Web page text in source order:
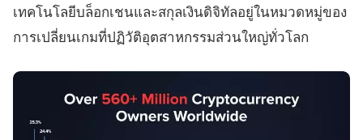
เทคโนโลยีบล็อกเชนและสกุลเงินดิจิทัลอยู่ในหมวดหมู่ของ
การเปลี่ยนเกมที่ปฏิวัติอุตสาหกรรมส่วนใหญ่ทั่วโลก
โมดูล
แพลตฟอร์มเทรด แบ็กออฟฟิศ
ทรัพยากร เพิ่มเติม